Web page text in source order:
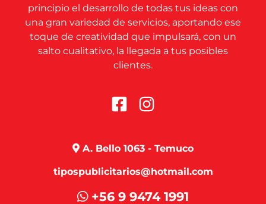
principio el desarrollo de todas tus ideas con
una gran variedad de servicios, aportando ese
toque de creatividad que impulsará, con un
salto cualitativo, la llegada a tus posibles
clientes.
A. Bello 1063 - Temuco
tipospublicitarios@hotmail.com
+56 9 9474 1991